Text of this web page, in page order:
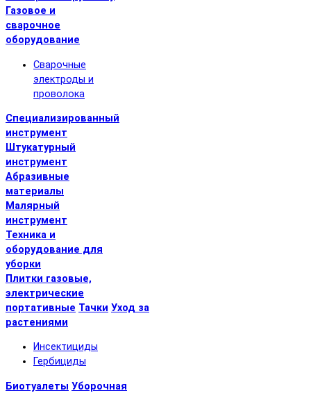
Газовое и
сварочное
оборудование
Сварочные
электроды и
проволока
Специализированный
инструмент
Штукатурный
инструмент
Абразивные
материалы
Малярный
инструмент
Техника и
оборудование для
уборки
Плитки газовые,
электрические
портативные Тачки Уход за
растениями
Инсектициды
Гербициды
Биотуалеты Уборочная